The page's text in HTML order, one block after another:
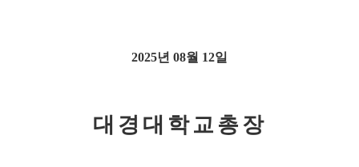
2025년08월 12일
대경대학교총장